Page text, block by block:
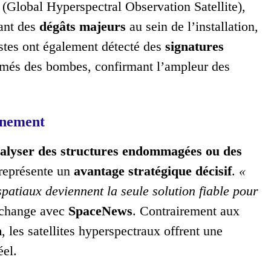
Hyperspectral Observation Satellite),
des dégâts majeurs au sein de l’installation,
ont également détecté des signatures
des bombes, confirmant l’ampleur des
des structures endommagées ou des
un avantage stratégique décisif. «
deviennent la seule solution fiable pour
avec SpaceNews. Contrairement aux
, les satellites hyperspectraux offrent une